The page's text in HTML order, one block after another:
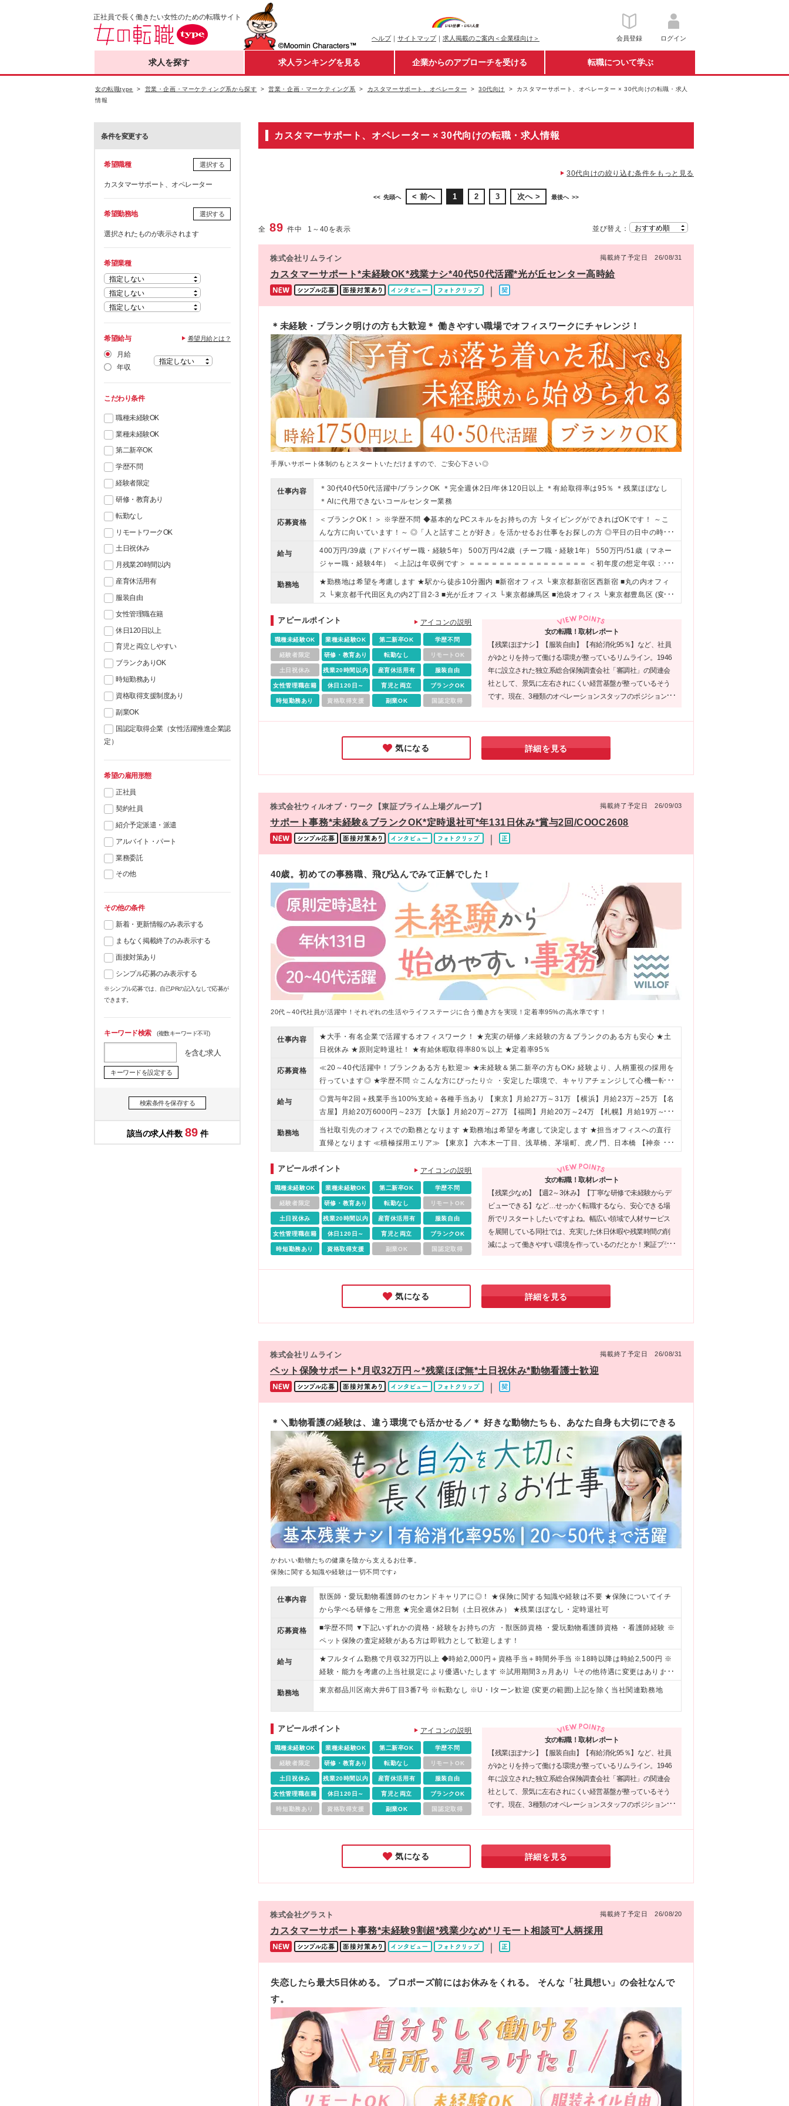
正社員で長く働きたい女性のための転職サイト
ヘルプ｜ サイトマップ｜ 求人掲載のご案内＜企業様向け＞ 会員登録 ログイン
求人を探す 求人ランキングを見る 企業からのアプローチを受ける 転職について学ぶ
女の転職type 営業・企画・マーケティング系から探す 営業・企画・マーケティング系 カスタマーサポート、オペレーター 30代向け
カスタマーサポート、オペレーター × 30代向けの転職・求人
情報
条件を変更する
希望職種 選択する
カスタマーサポート、オペレーター
希望勤務地 選択する
選択されたものが表示されます
希望業種
希望給与 希望月給とは？
月給
年収
こだわり条件
職種未経験OK
業種未経験OK
第二新卒OK
学歴不問
経験者限定
研修・教育あり
転勤なし
リモートワークOK
土日祝休み
月残業20時間以内
産育休活用有
服装自由
女性管理職在籍
休日120日以上
育児と両立しやすい
ブランクありOK
時短勤務あり
資格取得支援制度あり
副業OK
国認定取得企業（女性活躍推進企業認
定）
希望の雇用形態
正社員
契約社員
紹介予定派遣・派遣
アルバイト・パート
業務委託
その他
その他の条件
新着・更新情報のみ表示する
まもなく掲載終了のみ表示する
面接対策あり
シンプル応募のみ表示する
※シンプル応募では、自己PRの記入なしで応募が
できます。
キーワード検索(複数キーワード不可)
を含む求人
キーワードを設定する
検索条件を保存する
89
カスタマーサポート、オペレーター × 30代向けの転職・求人情報
30代向けの絞り込む条件をもっと見る
先頭へ 前へ 1 2 3 次へ 最後へ
全89 件中 1 ～ 40を表示 並び替え：
株式会社リムライン 掲載終了予定日 26/08/31
カスタマーサポート*未経験OK*残業ナシ*40代50代活躍*光が丘センター高時給
＊未経験・ブランク明けの方も大歓迎＊ 働きやすい職場でオフィスワークにチャレンジ！
手厚いサポート体制のもとスタートいただけますので、ご安心下さい◎
仕事内容
＊30代40代50代活躍中/ブランクOK ＊完全週休2日/年休120日以上 ＊有給取得率は95％ ＊残業ほぼなし
＊AIに代用できないコールセンター業務
応募資格
＜ブランクOK！＞ ※学歴不問 ◆基本的なPCスキルをお持ちの方 └タイピングができればOKです！ ～こ
んな方に向いています！～ ◎「人と話すことが好き」を活かせるお仕事をお探しの方 ◎平日の日中の時間
を有意義に過ごしたい方 ◎ブランクがあっても始められるお仕事をお探しの方
給与
400万円/39歳（アドバイザー職・経験5年） 500万円/42歳（チーフ職・経験1年） 550万円/51歳（マネー
ジャー職・経験4年） ＜上記は年収例です＞ ＝＝＝＝＝＝＝＝＝＝＝＝＝＝＝＝ ＜初年度の想定年収：35
0万～430万円※週5日勤務＞ ★光が丘センターは380万円～430万円 ◆時給1,750円～2,380円（※18時以
降は時給2,250円以上） └光が丘：時給1,900円以上 丸の内：時給2,000円以上（丸の内は18時以降の時
給アップはありません） ※経験・年齢・能力を考慮のうえ決定いたします ※座学研修中（20日間）は時給
1,320円（※丸の内：時給1,500円） ⇒座学研修時間は日によって異なります。（平日のみ） [1]9:00～17:
00 [2]12:00～21:00 [3]13:00～21:00 ※OJT研修期間は下記の給与となります。 新宿・池袋：9:00-18:0
0/時給1,550円（18時以降/時給1,940円） 光が丘：9:00-18:00/時給1,700円（18時以降/時給2,130円）
丸の内：11:00-19:00/時給1,770円（18時以降のUPはありません） ★入社後は3ヶ月の契約/その後は基
本的には1年ごとの契約更新 ★1年ごとの評価制度（昇給）あり
勤務地
★勤務地は希望を考慮します ★駅から徒歩10分圏内 ■新宿オフィス └東京都新宿区西新宿 ■丸の内オフィ
ス └東京都千代田区丸の内2丁目2-3 ■光が丘オフィス └東京都練馬区 ■池袋オフィス └東京都豊島区 (変更
アピールポイント アイコンの説明
職種未経験OK 業種未経験OK 第二新卒OK 学歴不問
経験者限定 研修・教育あり 転勤なし リモートOK
土日祝休み 残業20時間以内 産育休活用有 服装自由
女性管理職在籍 休日120日～ 育児と両立 ブランクOK
時短勤務あり 資格取得支援 副業OK 国認定取得
女の転職！取材レポート
【残業ほぼナシ】【服装自由】【有給消化95％】など、社員
がゆとりを持って働ける環境が整っているリムライン。1946
年に設立された独立系総合保険調査会社「審調社」の関連会
社として、景気に左右されにくい経営基盤が整っているそう
です。現在、3種類のオペレーションスタッフのポジションを
興味のある分野があればぜひご応募ください！
気になる 詳細を見る
株式会社ウィルオブ・ワーク【東証プライム上場グループ】 掲載終了予定日 26/09/03
サポート事務*未経験&ブランクOK*定時退社可*年131日休み*賞与2回/COOC2608
40歳。初めての事務職、飛び込んでみて正解でした！
20代～40代社員が活躍中！それぞれの生活やライフステージに合う働き方を実現！定着率95%の高水準です！
仕事内容
★大手・有名企業で活躍するオフィスワーク！ ★充実の研修／未経験の方＆ブランクのある方も安心 ★土
日祝休み ★原則定時退社！ ★有給休暇取得率80％以上 ★定着率95％
応募資格
≪20～40代活躍中！ブランクある方も歓迎≫ ★未経験＆第二新卒の方もOK♪ 経験より、人柄重視の採用を
行っています◎ ★学歴不問 ☆こんな方にぴったり☆ ・安定した環境で、キャリアチェンジして心機一転頑
張りたい方 ・仕事もプライベートも充実させて、自分らしい生活を実現したい方 ・安定した環境で長く活
躍したい方 ・一生役に立つ専門的な知識を身につけたい方
給与
◎賞与年2回＋残業手当100%支給＋各種手当あり 【東京】月給27万～31万 【横浜】月給23万～25万 【名
古屋】月給20万6000円～23万 【大阪】月給20万～27万 【福岡】月給20万～24万 【札幌】月給19万～25
万 ■年収例 ＜東京＞ 年収350万～＋残業手当全額+各種手当 ※年齢・スキル・経験を考慮の上、スタート
時の給与を決定します ※試用期間3ヶ月（期間中の雇用形態・待遇に差異はありません） ※時間外手当は1
00％支給
勤務地
当社取引先のオフィスでの勤務となります ★勤務地は希望を考慮して決定します ★担当オフィスへの直行
直帰となります ≪積極採用エリア≫ 【東京】 六本木一丁目、浅草橋、茅場町、虎ノ門、日本橋 【神奈
【福岡】 博多、祇園、東比恵、中洲川端、天神、赤坂 【北海道・東北】 札幌 ≪本社≫ 東京都新宿区新宿3
-1-24 京王新宿三丁目ビル3階 ※この求人は無期雇用派遣となります 勤務地は取引先オフィスですが、当社
の社員としての雇用となり、 給与や福利厚生などの制度は当社の規定が適用されます。 そのため、長期的
に安定して働くことができる制度です。 ※(変更の範囲)当社関連勤務地
アピールポイント アイコンの説明
職種未経験OK 業種未経験OK 第二新卒OK 学歴不問
経験者限定 研修・教育あり 転勤なし リモートOK
土日祝休み 残業20時間以内 産育休活用有 服装自由
女性管理職在籍 休日120日～ 育児と両立 ブランクOK
時短勤務あり 資格取得支援 副業OK 国認定取得
女の転職！取材レポート
【残業少なめ】【週2～3休み】【丁寧な研修で未経験からデ
ビューできる】など…せっかく転職するなら、安心できる場
所でリスタートしたいですよね。幅広い領域で人材サービス
を展開している同社では、充実した休日休暇や残業時間の削
減によって働きやすい環境を作っているのだとか！東証プラ
一歩を踏み出す場所にぴったりではないでしょうか。
気になる 詳細を見る
株式会社リムライン 掲載終了予定日 26/08/31
ペット保険サポート*月収32万円～*残業ほぼ無*土日祝休み*動物看護士歓迎
＊＼動物看護の経験は、違う環境でも活かせる／＊ 好きな動物たちも、あなた自身も大切にできる
かわいい動物たちの健康を陰から支えるお仕事。
保険に関する知識や経験は一切不問です♪
仕事内容
獣医師・愛玩動物看護師のセカンドキャリアに◎！ ★保険に関する知識や経験は不要 ★保険についてイチ
から学べる研修をご用意 ★完全週休2日制（土日祝休み） ★残業ほぼなし・定時退社可
応募資格
■学歴不問 ▼下記いずれかの資格・経験をお持ちの方 ・獣医師資格 ・愛玩動物看護師資格 ・看護師経験 ※
ペット保険の査定経験がある方は即戦力として歓迎します！
給与
★フルタイム勤務で月収32万円以上 ◆時給2,000円＋資格手当＋時間外手当 ※18時以降は時給2,500円 ※
経験・能力を考慮の上当社規定により優遇いたします ※試用期間3ヵ月あり └その他待遇に変更はありませ
ん └期間中の給与は時給1,800円～ ★役職手当（管理職/月1万5000円～9万円） ★資格手当（獣医師免許
勤務地 東京都品川区南大井6丁目3番7号 ※転勤なし ※U・Iターン歓迎 (変更の範囲)上記を除く当社関連勤務地
アピールポイント アイコンの説明
職種未経験OK 業種未経験OK 第二新卒OK 学歴不問
経験者限定 研修・教育あり 転勤なし リモートOK
土日祝休み 残業20時間以内 産育休活用有 服装自由
女性管理職在籍 休日120日～ 育児と両立 ブランクOK
時短勤務あり 資格取得支援 副業OK 国認定取得
女の転職！取材レポート
【残業ほぼナシ】【服装自由】【有給消化95％】など、社員
がゆとりを持って働ける環境が整っているリムライン。1946
年に設立された独立系総合保険調査会社「審調社」の関連会
社として、景気に左右されにくい経営基盤が整っているそう
です。現在、3種類のオペレーションスタッフのポジションを
興味のある分野があればぜひご応募ください！
気になる 詳細を見る
株式会社グラスト 掲載終了予定日 26/08/20
カスタマーサポート事務*未経験9割超*残業少なめ*リモート相談可*人柄採用
失恋したら最大5日休める。 プロポーズ前にはお休みをくれる。 そんな「社員想い」の会社なんで
す。